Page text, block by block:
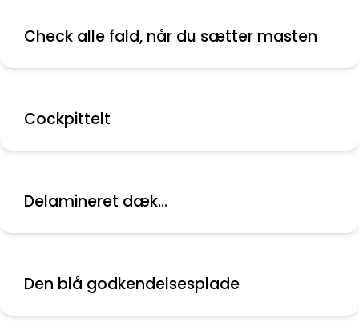
Check alle fald, når du sætter masten
Cockpittelt
Delamineret dæk...
Den blå godkendelsesplade